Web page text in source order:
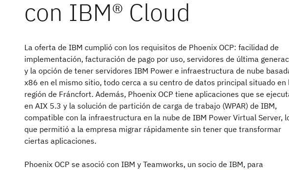
La oferta de IBM cumplió con los requisitos de Phoenix OCP: facilidad de
implementación, facturación de pago por uso, servidores de última
y la opción de tener servidores IBM Power e infraestructura de nube
x86 en el mismo sitio, todo cerca a su centro de datos principal situado en
región de Fráncfort. Además, Phoenix OCP tiene aplicaciones que se
en AIX 5.3 y la solución de partición de carga de trabajo (WPAR) de IBM,
compatible con la infraestructura en la nube de IBM Power Virtual Server,
que permitió a la empresa migrar rápidamente sin tener que transformar
ciertas aplicaciones.
Phoenix OCP se asoció con IBM y Teamworks, un socio de IBM, para